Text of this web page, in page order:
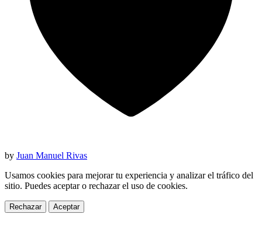
by Juan Manuel Rivas
Usamos cookies para mejorar tu experiencia y analizar el tráfico del
sitio. Puedes aceptar o rechazar el uso de cookies.
Rechazar Aceptar